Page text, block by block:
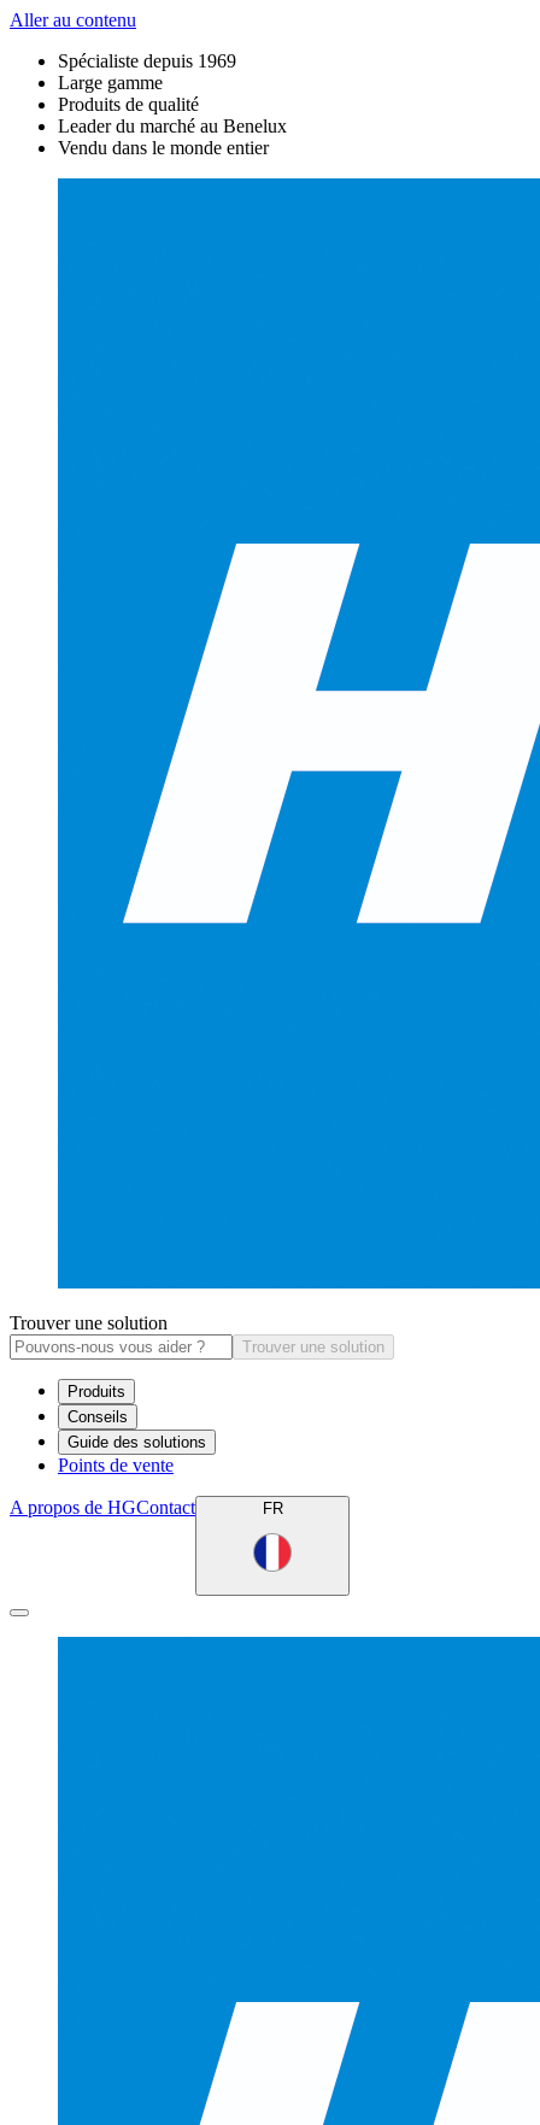
Aller au contenu
Spécialiste depuis 1969
Large gamme
Produits de qualité
Leader du marché au Benelux
Vendu dans le monde entier
Trouver une solution
Trouver une solution
Produits
Conseils
Guide des solutions
Points de vente
A propos de HGContact FR